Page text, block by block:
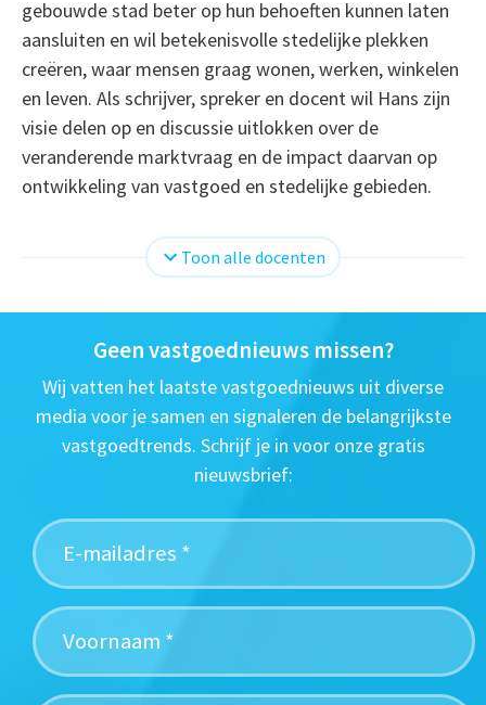
gebouwde stad beter op hun behoeften kunnen laten
aansluiten en wil betekenisvolle stedelijke plekken
creëren, waar mensen graag wonen, werken, winkelen
en leven. Als schrijver, spreker en docent wil Hans zijn
visie delen op en discussie uitlokken over de
veranderende marktvraag en de impact daarvan op
ontwikkeling van vastgoed en stedelijke gebieden.
Toon alle docenten
Geen vastgoednieuws missen?
Wij vatten het laatste vastgoednieuws uit diverse
media voor je samen en signaleren de belangrijkste
vastgoedtrends. Schrijf je in voor onze gratis
nieuwsbrief: